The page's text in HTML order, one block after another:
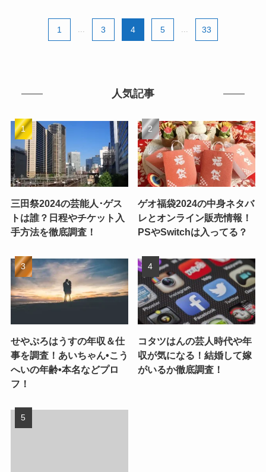
1 ... 3 4 5 ... 33
人気記事
三田祭2024の芸能人･ゲス
トは誰？日程やチケット入
手方法を徹底調査！
ゲオ福袋2024の中身ネタバ
レとオンライン販売情報！
PSやSwitchは入ってる？
せやぷろはうすの年収＆仕
事を調査！あいちゃん•こう
へいの年齢•本名などプロ
フ！
コタツはんの芸人時代や年
収が気になる！結婚して嫁
がいるか徹底調査！